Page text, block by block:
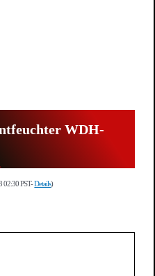
WDH-
02:30 PST-Details)